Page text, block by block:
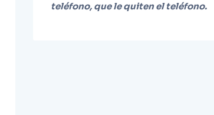
teléfono, que le quiten el teléfono.